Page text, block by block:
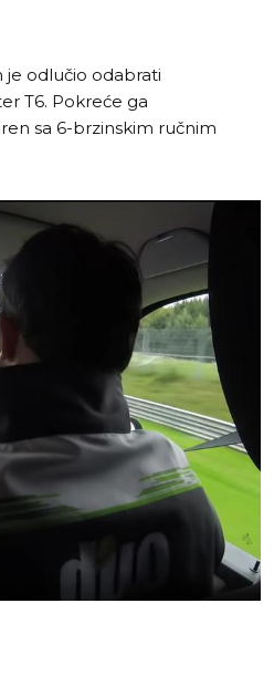
je odlučio odabrati
T6. Pokreće ga
sa 6-brzinskim ručnim